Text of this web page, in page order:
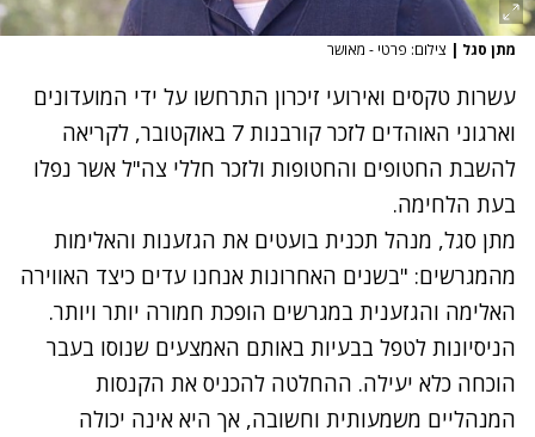
מתן סגל | צילום: פרטי - מאושר
עשרות טקסים ואירועי זיכרון התרחשו על ידי המועדונים
וארגוני האוהדים לזכר קורבנות 7 באוקטובר, לקריאה
להשבת החטופים והחטופות ולזכר חללי צה"ל אשר נפלו
בעת הלחימה.
מתן סגל, מנהל תכנית בועטים את הגזענות והאלימות
מהמגרשים: "בשנים האחרונות אנחנו עדים כיצד האווירה
האלימה והגזענית במגרשים הופכת חמורה יותר ויותר.
הניסיונות לטפל בבעיות באותם האמצעים שנוסו בעבר
הוכחה כלא יעילה. ההחלטה להכניס את הקנסות
המנהליים משמעותית וחשובה, אך היא אינה יכולה